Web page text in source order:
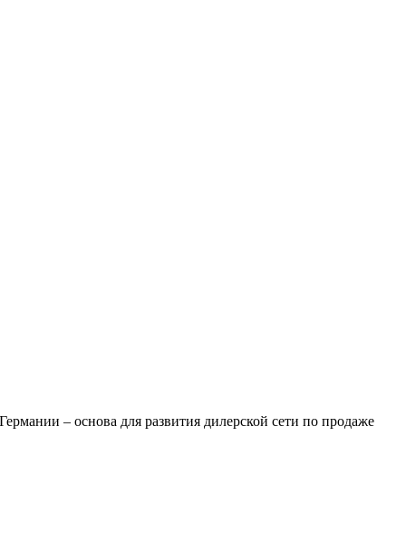
– основа для развития дилерской сети по продаже